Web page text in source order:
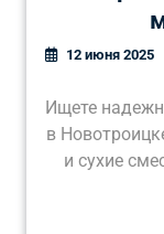
12 июня 2025
Ищете
в
и сухие